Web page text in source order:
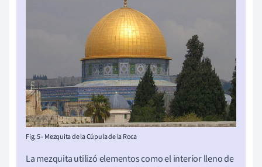
Fig. 5 - Mezquita de la Cúpula de la Roca
La mezquita utilizó elementos como el interior lleno de